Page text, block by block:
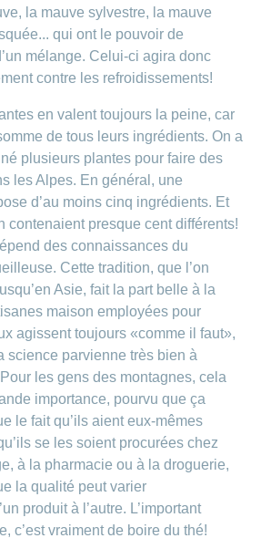
la mauve sylvestre, la mauve
qui ont le pouvoir de
mélange. Celui-ci agira donc
contre les refroidissements!
en valent toujours la peine, car
de tous leurs ingrédients. On a
plusieurs plantes pour faire des
les Alpes. En général, une
d’au moins cinq ingrédients. Et
contenaient presque cent différents!
des connaissances du
Cette tradition, que l’on
Asie, fait la part belle à la
maison employées pour
agissent toujours «comme il faut»,
science parvienne très bien à
les gens des montagnes, cela
importance, pourvu que ça
le fait qu’ils aient eux-mêmes
se les soient procurées chez
à la pharmacie ou à la droguerie,
la qualité peut varier
produit à l’autre. L’important
c’est vraiment de boire du thé!